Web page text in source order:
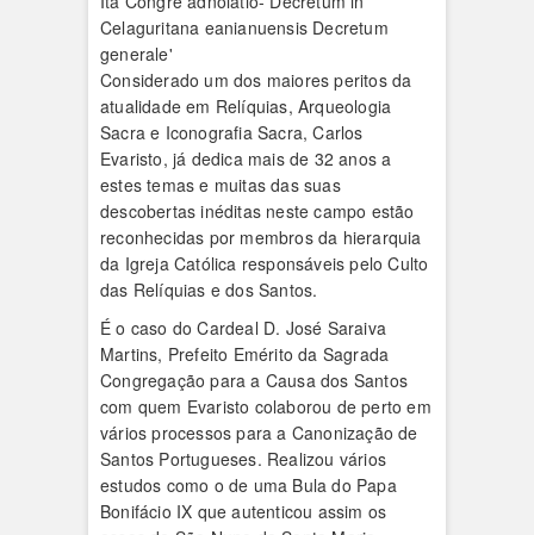
Considerado um dos maiores peritos da
atualidade em Relíquias, Arqueologia
Sacra e Iconografia Sacra, Carlos
Evaristo, já dedica mais de 32 anos a
estes temas e muitas das suas
descobertas inéditas neste campo estão
reconhecidas por membros da hierarquia
da Igreja Católica responsáveis pelo Culto
das Relíquias e dos Santos.
É o caso do Cardeal D. José Saraiva
Martins, Prefeito Emérito da Sagrada
Congregação para a Causa dos Santos
com quem Evaristo colaborou de perto em
vários processos para a Canonização de
Santos Portugueses. Realizou vários
estudos como o de uma Bula do Papa
Bonifácio IX que autenticou assim os